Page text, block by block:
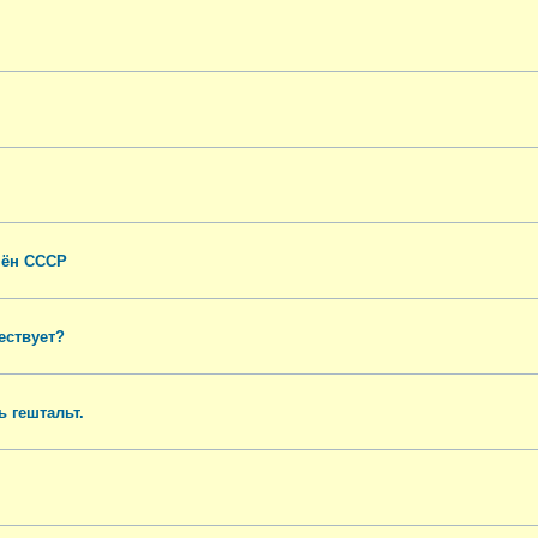
СССР
гештальт.